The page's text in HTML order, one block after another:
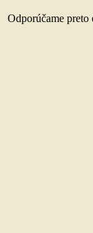
Odporúčame